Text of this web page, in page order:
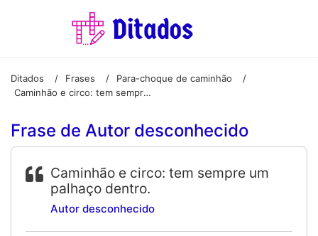
Ditados / Frases / Para-choque de caminhão
/
Caminhão e circo: tem sempre um palhaço dentro.
Frase de Autor desconhecido
Caminhão e circo: tem sempre um
palhaço dentro.
Autor desconhecido